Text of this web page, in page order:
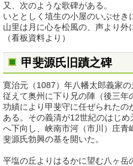
又、次のような歌碑がある。
いととしく埴生の小屋のいぶせ
山里は月に心を松風の、声より
（看板資料より）
甲斐源氏旧蹟之碑
寛治元（1087）年八幡太郎義家
従えて奥州に下り兄の陣（後三
功績により甲斐守に任ぜられた
ある。その義清が12世紀のはじ
へ下向し、峡南市河（市川）庄青
斐源氏勃興の基を開いた。
平塩の丘よりはるかに望む八ヶ岳